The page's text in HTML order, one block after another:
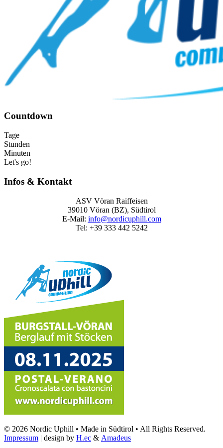
Countdown
Tage
Stunden
Minuten
Let's go!
Infos & Kontakt
ASV Vöran Raiffeisen
39010 Vöran (BZ), Südtirol
E‑Mail: info@nordicuphill.com
Tel: +39 333 442 5242
© 2026 Nordic Uphill • Made in Südtirol • All Rights Reserved.
Impressum | design by H.ec & Amadeus